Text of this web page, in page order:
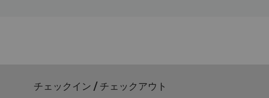
チェックイン / チェックアウト